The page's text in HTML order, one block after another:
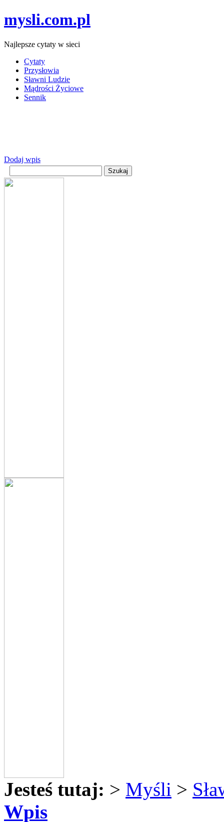
mysli.com.pl
Najlepsze cytaty w sieci
Cytaty
Przysłowia
Sławni Ludzie
Mądrości Życiowe
Sennik
Dodaj wpis
Jesteś tutaj: > Myśli >
Wpis